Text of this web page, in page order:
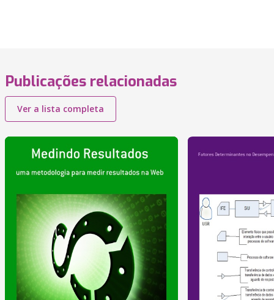
Publicações relacionadas
Ver a lista completa